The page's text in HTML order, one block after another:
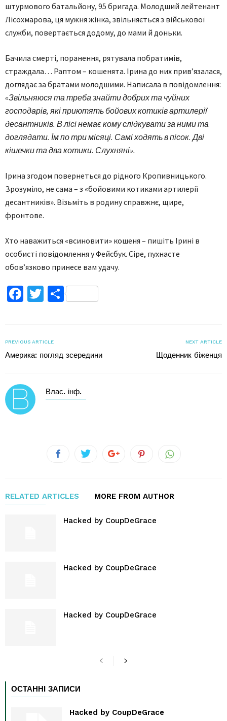
штурмового батальйону, 95 бригада. Молодший лейтенант
Лісохмарова, ця мужня жінка, звільняється з військової
служби, повертається додому, до мами й доньки.
Бачила смерті, поранення, рятувала побратимів,
страждала… Раптом – кошенята. Ірина до них прив’язалася,
доглядає за братами молодшими. Написала в повідомлення:
«Звільняюся та треба знайти добрих та чуйних
господарів, які приютять бойових котиків артилерії
десантників. В лісі немає кому слідкувати за ними та
доглядати. Їм по три місяці. Самі ходять в пісок. Дві
кішечки та два котики. Слухняні».
Ірина згодом повернеться до рідного Кропивницького.
Зрозуміло, не сама – з «бойовими котиками артилерії
десантників». Візьміть в родину справжнє, щире,
фронтове.
Хто наважиться «всиновити» кошеня – пишіть Ірині в
особисті повідомлення у Фейсбук. Сіре, пухнасте
обов’язково принесе вам удачу.
Facebook
TwitterПоділитися
PREVIOUS ARTICLE
Америка: погляд зсередини
NEXT ARTICLE
Щоденник біженця
Влас. інф.
RELATED ARTICLES MORE FROM AUTHOR
Hacked by CoupDeGrace
Hacked by CoupDeGrace
Hacked by CoupDeGrace
ОСТАННІ ЗАПИСИ
Hacked by CoupDeGrace